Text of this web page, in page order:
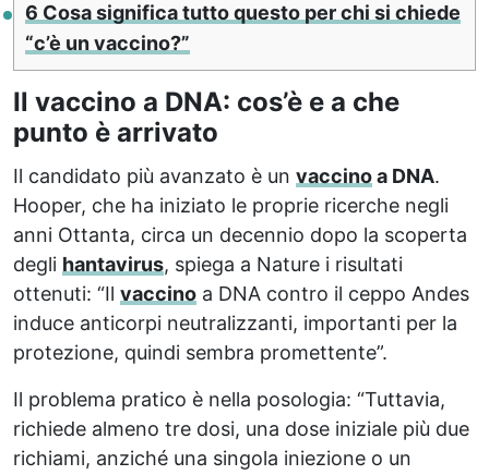
6 Cosa significa tutto questo per chi si chiede
“c’è un vaccino?”
Il vaccino a DNA: cos’è e a che
punto è arrivato
Il candidato più avanzato è un vaccinoa DNA.
Hooper, che ha iniziato le proprie ricerche negli
anni Ottanta, circa un decennio dopo la scoperta
degli hantavirus, spiega a Nature i risultati
ottenuti: “Il vaccino a DNA contro il ceppo Andes
induce anticorpi neutralizzanti, importanti per la
protezione, quindi sembra promettente”.
Il problema pratico è nella posologia: “Tuttavia,
richiede almeno tre dosi, una dose iniziale più due
richiami, anziché una singola iniezione o un